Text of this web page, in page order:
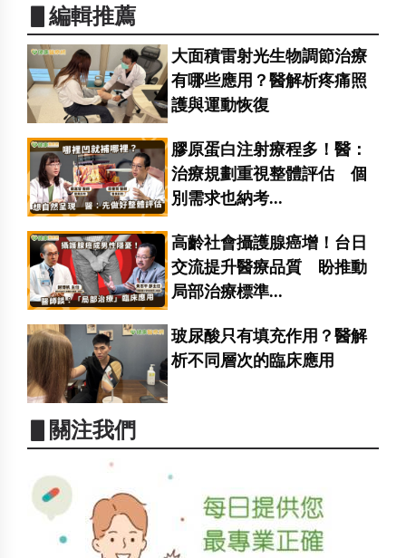
▋編輯推薦
大面積雷射光生物調節治療
有哪些應用？醫解析疼痛照
護與運動恢復
膠原蛋白注射療程多！醫：
治療規劃重視整體評估 個
別需求也納考...
高齡社會攝護腺癌增！台日
交流提升醫療品質 盼推動
局部治療標準...
玻尿酸只有填充作用？醫解
析不同層次的臨床應用
▋關注我們